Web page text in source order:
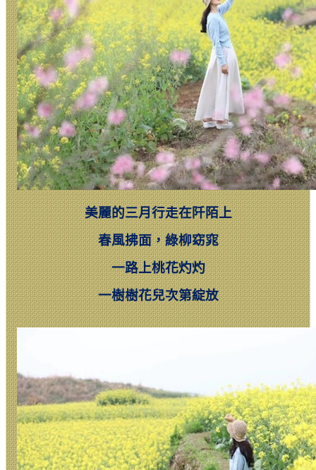
美麗的三月行走在阡陌上
春風拂面，綠柳窈窕
一路上桃花灼灼
一樹樹花兒次第綻放